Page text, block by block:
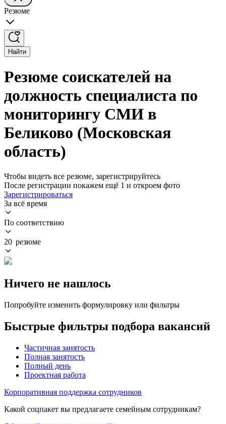
Резюме
Найти
Резюме соискателей на
должность специалиста по
мониторингу СМИ в
Беликово (Московская
область)
Чтобы видеть все резюме, зарегистрируйтесь
После регистрации покажем ещё 1 и откроем фото
Зарегистрироваться
За всё время
По соответствию
20 резюме
Ничего не нашлось
Попробуйте изменить формулировку или фильтры
Быстрые фильтры подбора вакансий
Частичная занятость
Полная занятость
Полный день
Проектная работа
Корпоративная поддержка сотрудников
Какой соцпакет вы предлагаете семейным сотрудникам?